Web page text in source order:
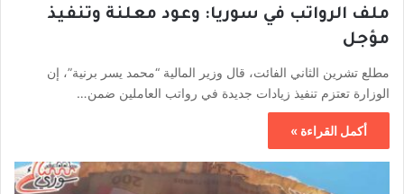
ملف الرواتب في سوريا: وعود معلنة وتنفيذ
مؤجل
مطلع تشرين الثاني الفائت، قال وزير المالية “محمد يسر برنية”، إن
الوزارة تعتزم تنفيذ زيادات جديدة في رواتب العاملين ضمن…
أكمل القراءة »